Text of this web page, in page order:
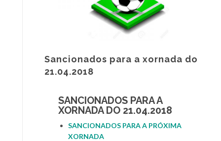
Sancionados para a xornada do
21.04.2018
SANCIONADOS PARA A
XORNADA DO 21.04.2018
SANCIONADOS PARA A PRÓXIMA
XORNADA